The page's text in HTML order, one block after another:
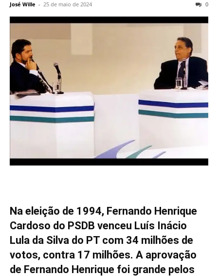
José Wille - 25 de maio de 2024 0
Na eleição de 1994, Fernando Henrique
Cardoso do PSDB venceu Luís Inácio
Lula da Silva do PT com 34 milhões de
votos, contra 17 milhões. A aprovação
de Fernando Henrique foi grande pelos